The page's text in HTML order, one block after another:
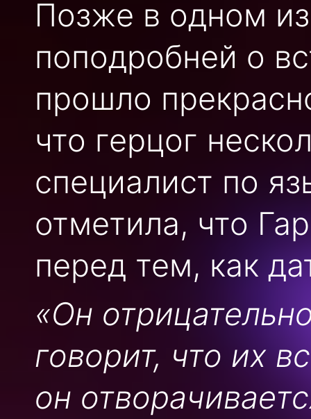
Позже в одном
поподробней о
прошло
что герцог
специалист по
отметила, что
перед тем, как
«Он
говорит, что их
он